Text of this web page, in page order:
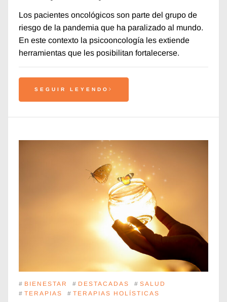
Los pacientes oncológicos son parte del grupo de
riesgo de la pandemia que ha paralizado al mundo.
En este contexto la psicooncología les extiende
herramientas que les posibilitan fortalecerse.
SEGUIR LEYENDO
# BIENESTAR # DESTACADAS # SALUD
# TERAPIAS # TERAPIAS HOLÍSTICAS